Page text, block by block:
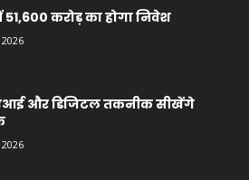
51,600 करोड़ का होगा निवेश
और डिजिटल तकनीक सीखेंगे